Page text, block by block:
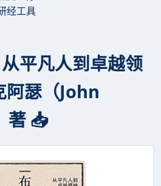
经工具
从平凡人到卓越领
阿瑟（John
📥